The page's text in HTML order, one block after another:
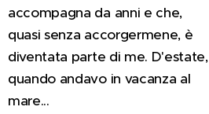
accompagna da anni e che,
quasi senza accorgermene, è
diventata parte di me. D'estate,
quando andavo in vacanza al
mare...